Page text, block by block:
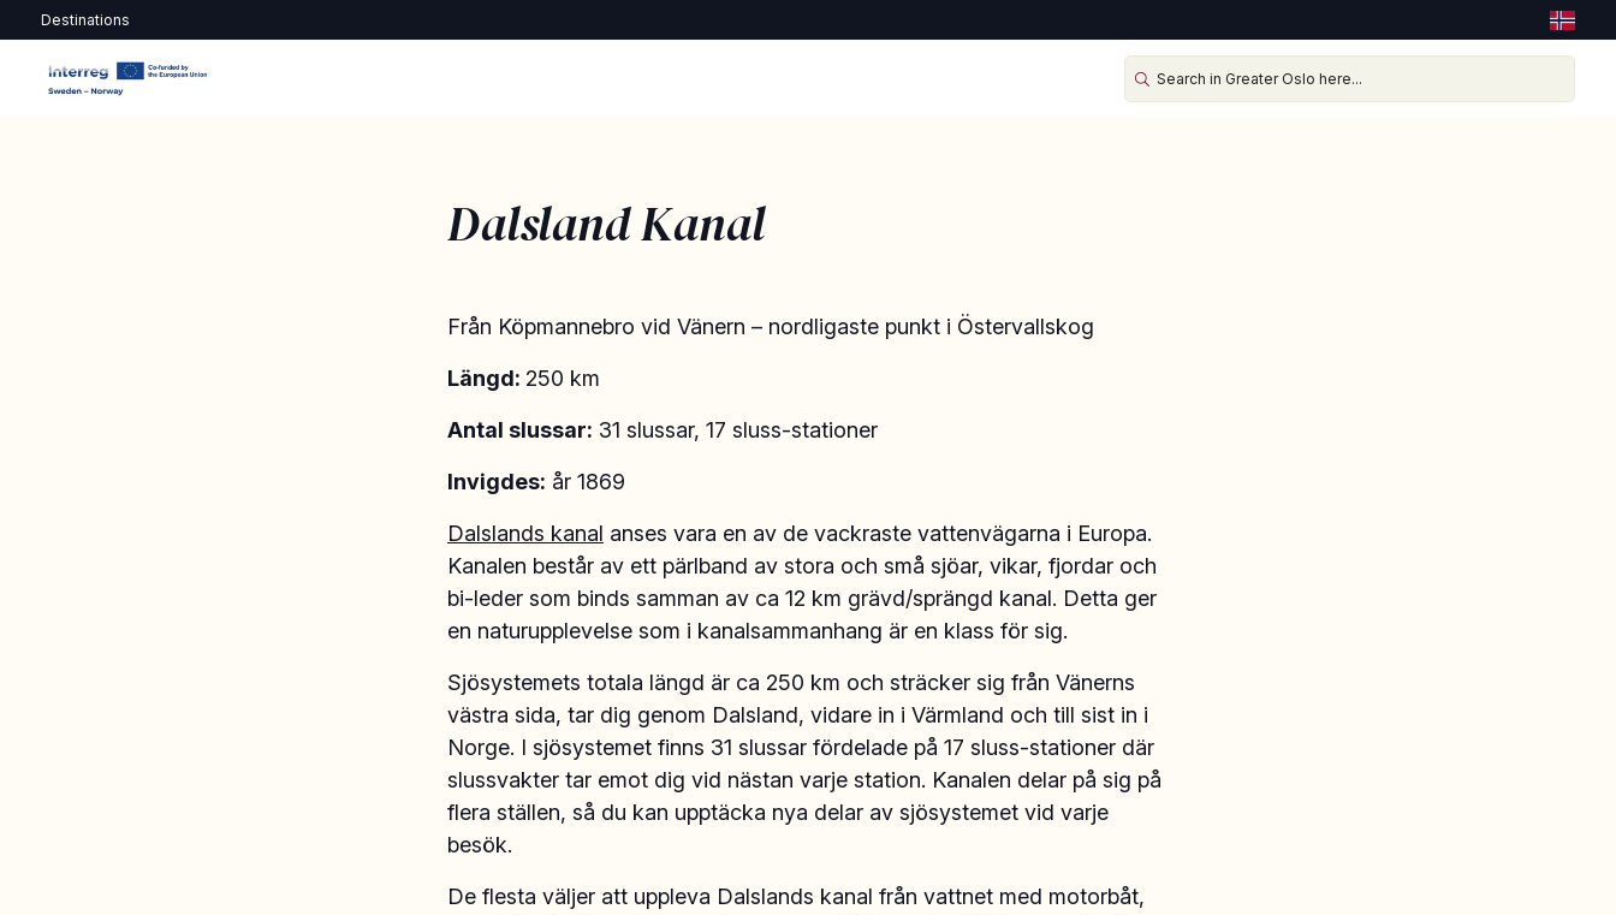
Destinations
Dalsland Kanal
Från Köpmannebro vid Vänern – nordligaste punkt i Östervallskog
Längd: 250 km
Antal slussar: 31 slussar, 17 sluss-stationer
Invigdes: år 1869
Dalslands kanal anses vara en av de vackraste vattenvägarna i Europa.
Kanalen består av ett pärlband av stora och små sjöar, vikar, fjordar och
bi-leder som binds samman av ca 12 km grävd/sprängd kanal. Detta ger
en naturupplevelse som i kanalsammanhang är en klass för sig.
Sjösystemets totala längd är ca 250 km och sträcker sig från Vänerns
västra sida, tar dig genom Dalsland, vidare in i Värmland och till sist in i
Norge. I sjösystemet finns 31 slussar fördelade på 17 sluss-stationer där
slussvakter tar emot dig vid nästan varje station. Kanalen delar på sig på
flera ställen, så du kan upptäcka nya delar av sjösystemet vid varje
besök.
De flesta väljer att uppleva Dalslands kanal från vattnet med motorbåt,